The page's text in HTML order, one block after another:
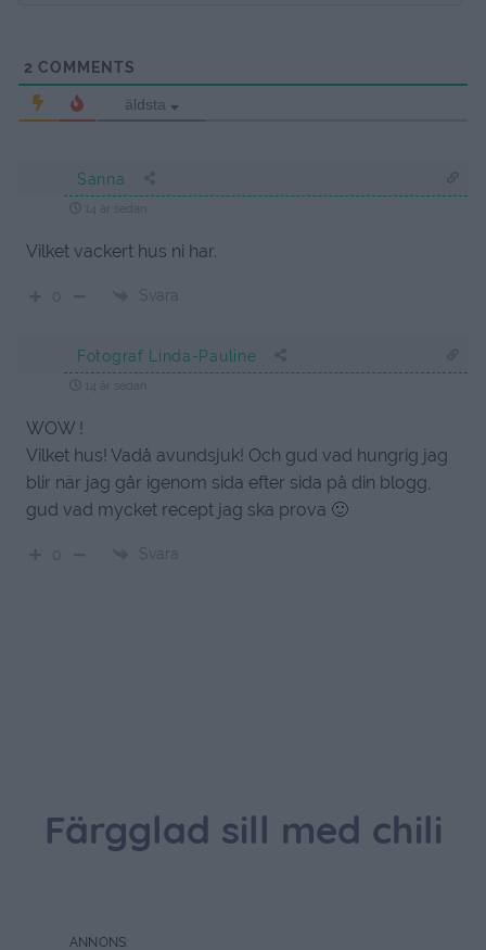
2 COMMENTS
äldsta
Sanna
14 år sedan
Vilket vackert hus ni har.
Svara
Fotograf Linda-Pauline
14 år sedan
WOW !
Vilket hus! Vadå avundsjuk! Och gud vad hungrig jag
blir när jag går igenom sida efter sida på din blogg,
gud vad mycket recept jag ska prova 🙂
Svara
Färgglad sill med chili